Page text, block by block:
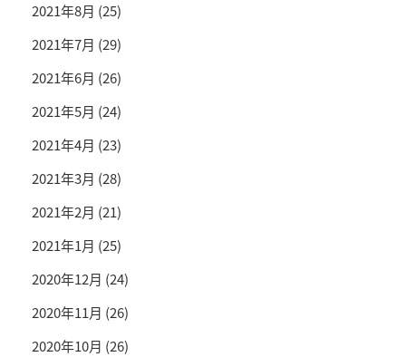
2021年8月 (25)
2021年7月 (29)
2021年6月 (26)
2021年5月 (24)
2021年4月 (23)
2021年3月 (28)
2021年2月 (21)
2021年1月 (25)
2020年12月 (24)
2020年11月 (26)
2020年10月 (26)